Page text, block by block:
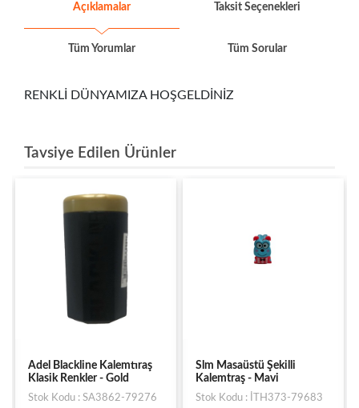
Açıklamalar Taksit Seçenekleri
Tüm Yorumlar Tüm Sorular
RENKLİ DÜNYAMIZA HOŞGELDİNİZ
Tavsiye Edilen Ürünler
Adel Blackline Kalemtıraş
Klasik Renkler - Gold
Stok Kodu : SA3862-79276
Slm Masaüstü Şekilli
Kalemtraş - Mavi
Stok Kodu : İTH373-79683